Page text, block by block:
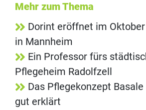
Mehr zum Thema
Dorint eröffnet im
in Mannheim
Ein Professor fürs
Pflegeheim Radolfzell
Das Pflegekonzept
gut erklärt